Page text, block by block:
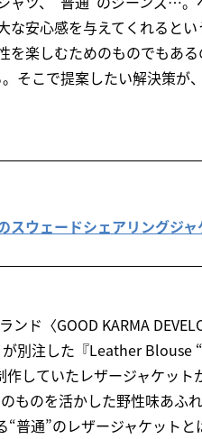
安心感を与えてくれるとい
楽しむためのものでもあ
そこで提案したい解決策が
スウェードシェアリングジャ
ド〈GOOD KARMA
別注した『Leather Blouse
していたレザージャケット
ものを活かした野性味あふ
普通”のレザージャケット